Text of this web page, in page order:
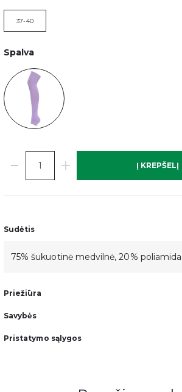
37-40
Spalva
Į KREPŠELĮ
Sudėtis
75% šukuotinė medvilnė, 20%
Priežiūra
Savybės
Pristatymo sąlygos
Gauk -10%
pirmam
užsakymui.
Prisijunk ir pirmas sužinok apie
Noriu gauti naujienas ir